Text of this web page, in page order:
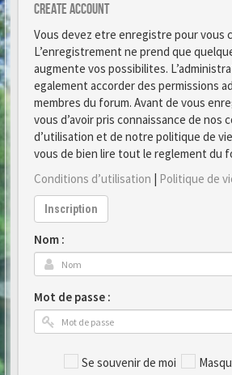
Create account
Vous devez etre enregistre pour vous
L’enregistrement ne prend que
augmente vos possibilites.
egalement accorder des permissions
membres du forum. Avant de vous
vous d’avoir pris connaissance de nos
d’utilisation et de notre politique de
vous de bien lire tout le reglement du
Conditions d’utilisation | Politique de
Inscription
Nom :
Mot de passe :
Se souvenir de moi